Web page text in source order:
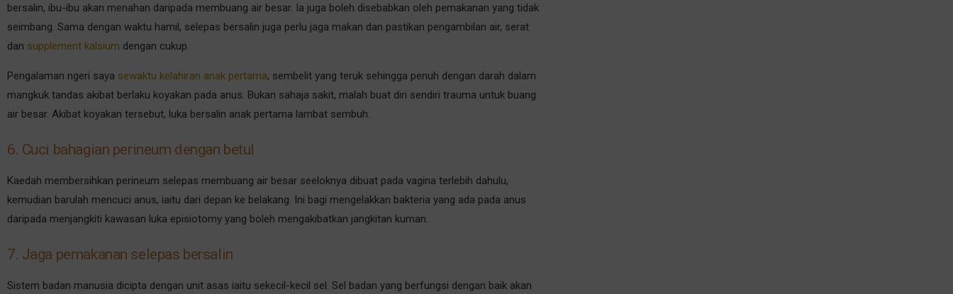
bersalin, ibu-ibu akan menahan daripada membuang air besar. Ia juga boleh disebabkan oleh pemakanan yang tidak
seimbang. Sama dengan waktu hamil, selepas bersalin juga perlu jaga makan dan pastikan pengambilan air, serat
dan supplement kalsium dengan cukup.
Pengalaman ngeri saya sewaktu kelahiran anak pertama, sembelit yang teruk sehingga penuh dengan darah dalam
mangkuk tandas akibat berlaku koyakan pada anus. Bukan sahaja sakit, malah buat diri sendiri trauma untuk buang
air besar. Akibat koyakan tersebut, luka bersalin anak pertama lambat sembuh.
6. Cuci bahagian perineum dengan betul
Kaedah membersihkan perineum selepas membuang air besar seeloknya dibuat pada vagina terlebih dahulu,
kemudian barulah mencuci anus, iaitu dari depan ke belakang. Ini bagi mengelakkan bakteria yang ada pada anus
daripada menjangkiti kawasan luka episiotomy yang boleh mengakibatkan jangkitan kuman.
7. Jaga pemakanan selepas bersalin
Sistem badan manusia dicipta dengan unit asas iaitu sekecil-kecil sel. Sel badan yang berfungsi dengan baik akan